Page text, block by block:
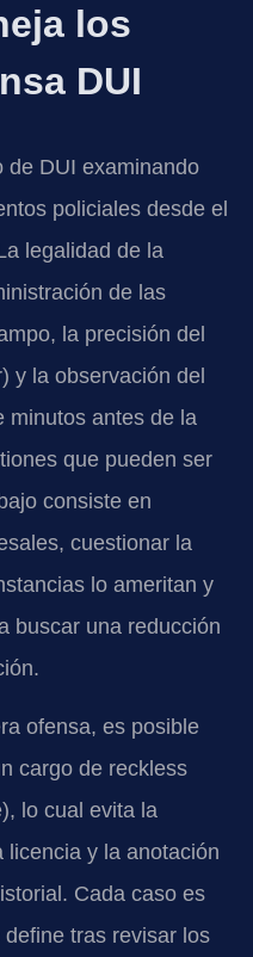
los
DUI
de DUI examinando
policiales desde el
legalidad de la
de las
la precisión del
y la observación del
minutos antes de la
que pueden ser
consiste en
cuestionar la
lo ameritan y
buscar una reducción
ofensa, es posible
cargo de reckless
lo cual evita la
licencia y la anotación
Cada caso es
tras revisar los